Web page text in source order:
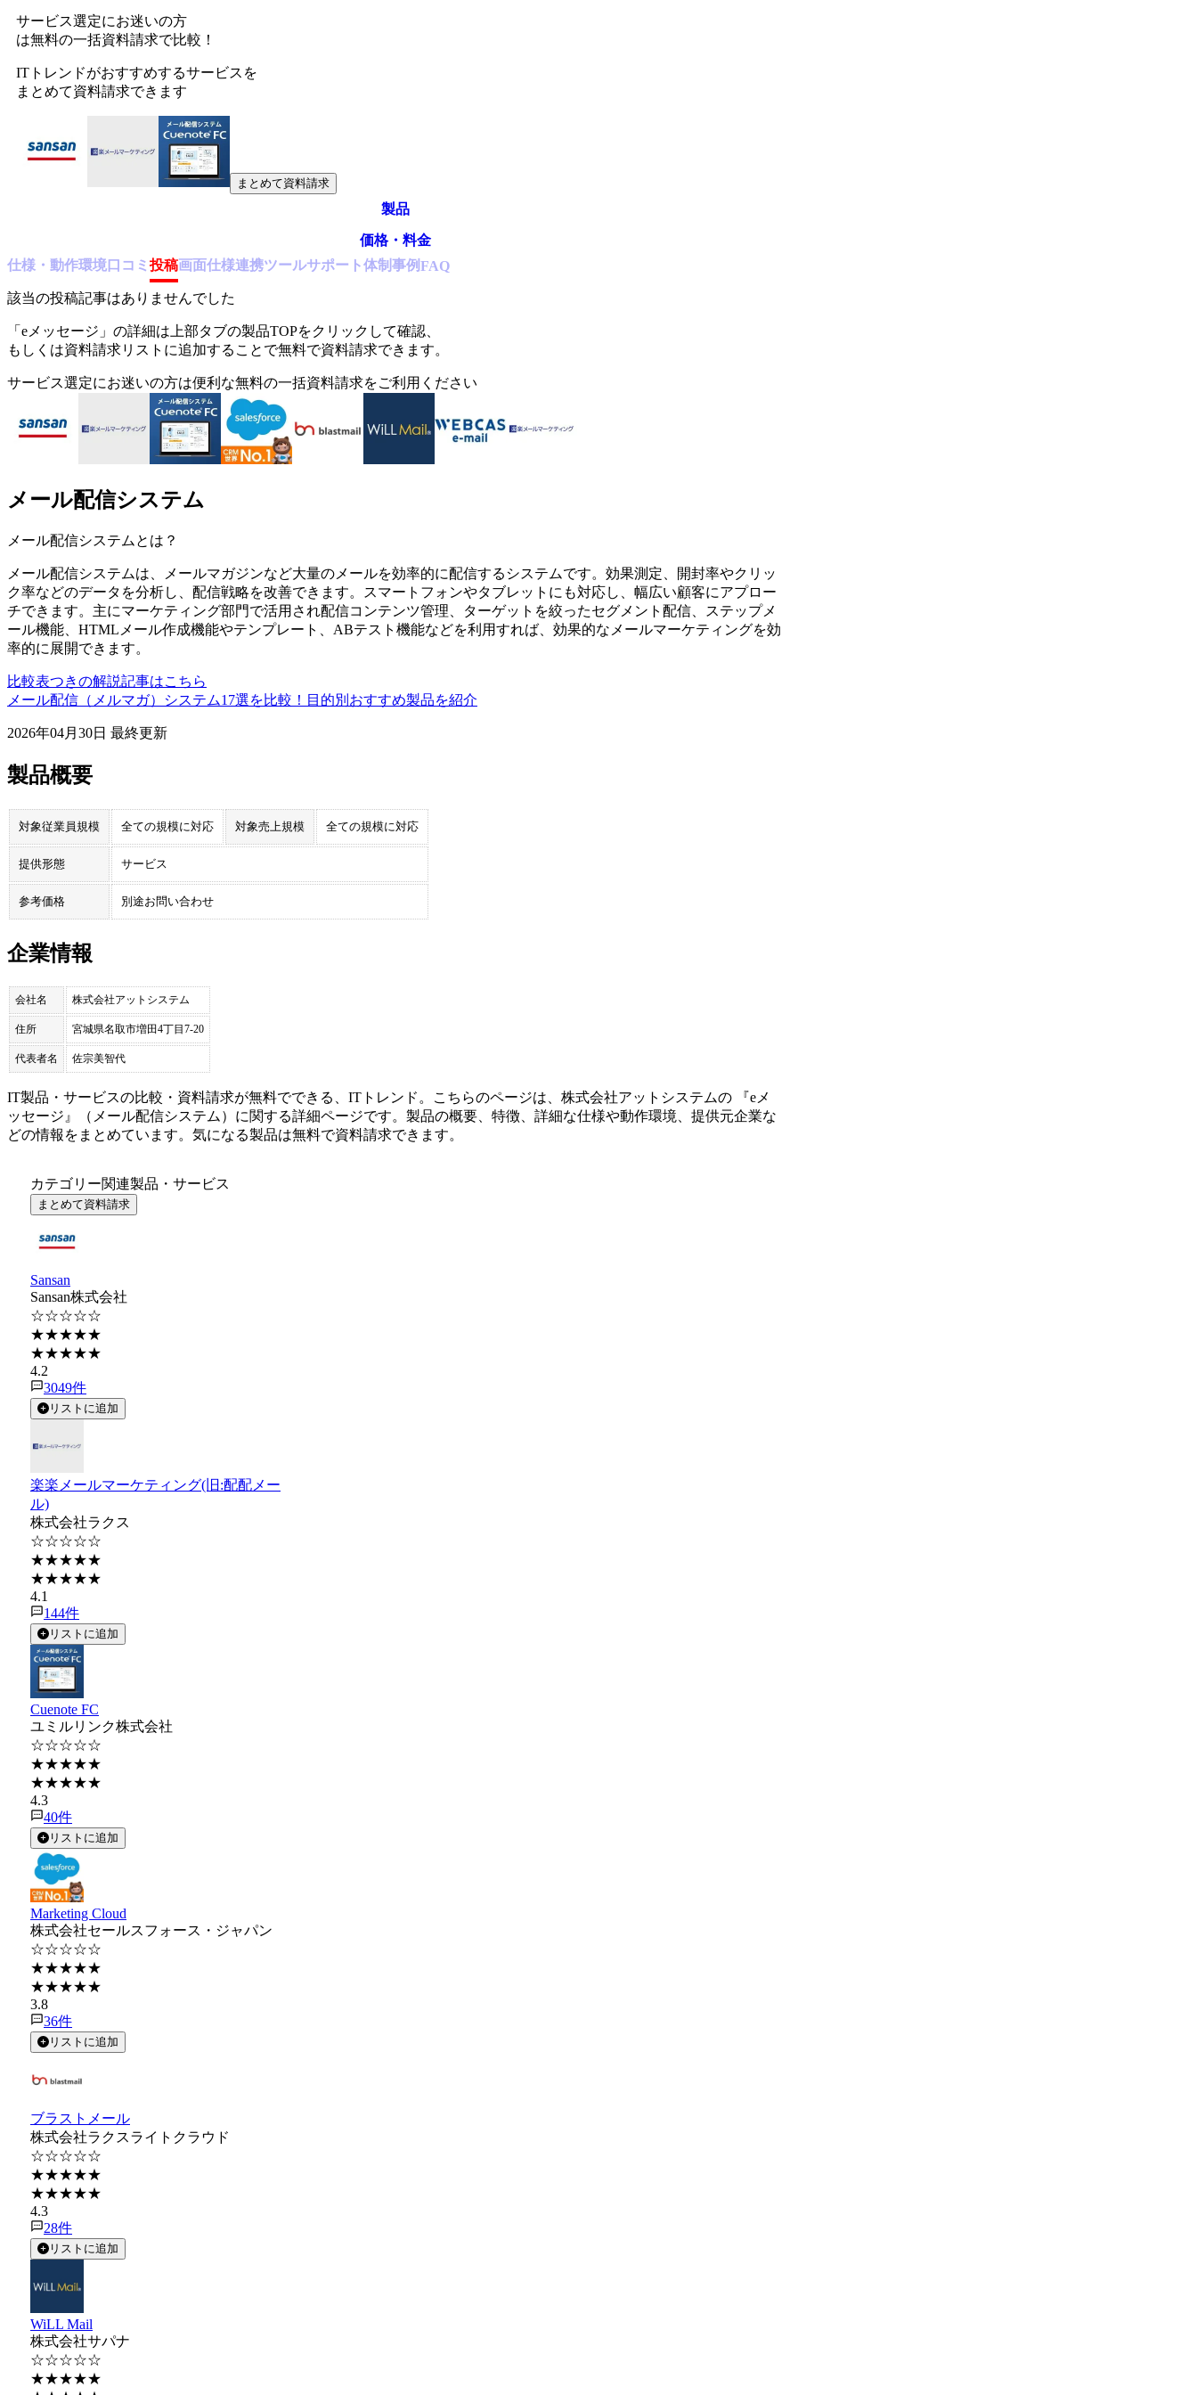
サービス選定にお迷いの方
は無料の一括資料請求で比較！
ITトレンドがおすすめするサービスを
まとめて資料請求できます
まとめて資料請求
製品
価格・料金
仕様・動作環境口コミ投稿画面仕様連携ツールサポート体制 事例FAQ
該当の投稿記事はありませんでした
「 eメッセージ 」の詳細は上部タブの製品TOPをクリックして確認、
もしくは資料請求リストに追加することで無料で資料請求できます。
サービス選定にお迷いの方は便利な無料の一括資料請求をご利用ください
メール配信システム
メール配信システム とは？
メール配信システムは、メールマガジンなど大量のメールを効率的に配信するシステムです。効果測定、開封率やクリッ
ク率などのデータを分析し、配信戦略を改善できます。スマートフォンやタブレットにも対応し、幅広い顧客にアプロー
チできます。主にマーケティング部門で活用され配信コンテンツ管理、ターゲットを絞ったセグメント配信、ステップメ
ール機能、HTMLメール作成機能やテンプレート、ABテスト機能などを利用すれば、効果的なメールマーケティングを効
率的に展開できます。
比較表つきの解説記事はこちら
メール配信（メルマガ）システム17選を比較！目的別おすすめ製品を紹介
2026年04月30日 最終更新
製品概要
対象従業員規模 全ての規模に対応 対象売上規模 全ての規模に対応
提供形態 サービス
参考価格 別途お問い合わせ
企業情報
会社名 株式会社アットシステム
住所 宮城県名取市増田4丁目7-20
代表者名 佐宗美智代
IT製品・サービスの比較・資料請求が無料でできる、ITトレンド。こちらのページは、 株式会社アットシステムの 『eメ
ッセージ』（ メール配信システム）に関する詳細ページです。製品の概要、特徴、詳細な仕様や動作環境、提供元企業な
どの情報をまとめています。気になる製品は無料で資料請求できます。
カテゴリー関連製品・サービス
まとめて資料請求
Sansan
Sansan株式会社
☆☆☆☆☆
★★★★★
★★★★★
4.2
3049件
リストに追加
楽楽メールマーケティング(旧:配配メー
ル)
株式会社ラクス
☆☆☆☆☆
★★★★★
★★★★★
4.1
144件
リストに追加
Cuenote FC
ユミルリンク株式会社
☆☆☆☆☆
★★★★★
★★★★★
4.3
40件
リストに追加
Marketing Cloud
株式会社セールスフォース・ジャパン
☆☆☆☆☆
★★★★★
★★★★★
3.8
36件
リストに追加
ブラストメール
株式会社ラクスライトクラウド
☆☆☆☆☆
★★★★★
★★★★★
4.3
28件
リストに追加
WiLL Mail
株式会社サパナ
☆☆☆☆☆
★★★★★